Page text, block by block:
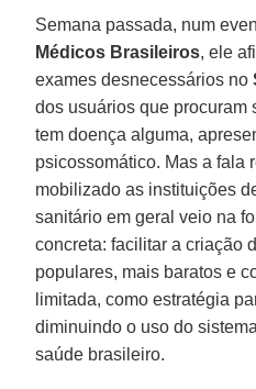
Semana passada, num
Médicos Brasileiros, ele
exames desnecessários no
dos usuários que procuram
tem doença alguma,
psicossomático. Mas a fala
mobilizado as instituições
sanitário em geral veio na
concreta: facilitar a criação
populares, mais baratos e
limitada, como estratégia
diminuindo o uso do
saúde brasileiro.